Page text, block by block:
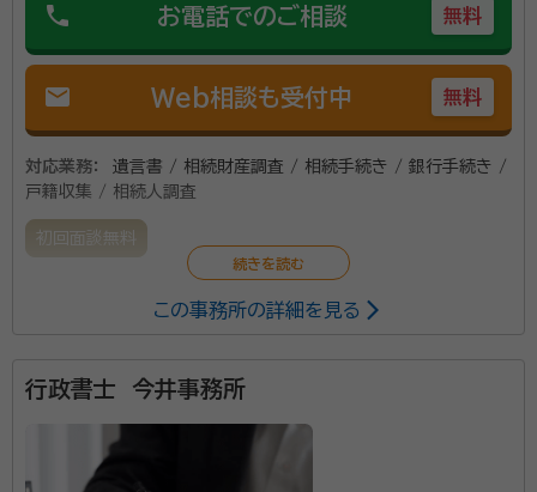
phone お電話でのご相談 無料
mail Web相談も受付中 無料
対応業務：
遺言書 / 相続財産調査 / 相続手続き / 銀行手続き /
戸籍収集 / 相続人調査
初回面談無料
この事務所の詳細を見る
行政書士 今井事務所